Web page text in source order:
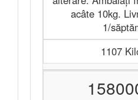
acâte 10kg.
1/
1107